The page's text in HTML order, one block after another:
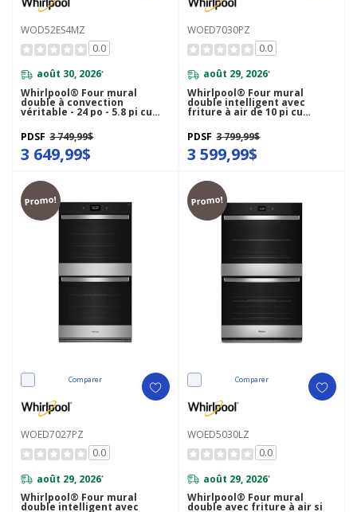
WOD52ES4MZ
0.0
août 30, 2026*
Whirlpool® Four mural
double à convection
véritable - 24 po - 5.8 pi cu
PDSF 3 749,99$
3 649,99$
WOED7030PZ
0.0
août 29, 2026*
Whirlpool® Four mural
double intelligent avec
friture à air de 10 pi cu
PDSF 3 799,99$
3 599,99$
Promo!
Comparer
WOED7027PZ
0.0
août 29, 2026*
Whirlpool® Four mural
double intelligent avec
Promo!
Comparer
WOED5030LZ
0.0
août 29, 2026*
Whirlpool® Four mural
double avec friture à air si